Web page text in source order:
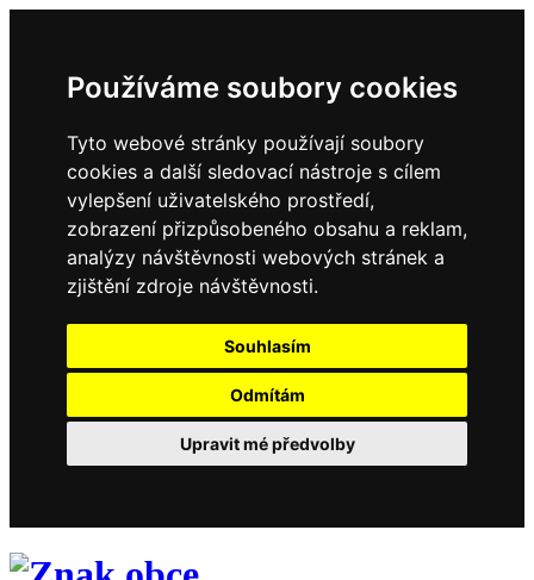
Používáme soubory cookies
Tyto webové stránky používají soubory
cookies a další sledovací nástroje s cílem
vylepšení uživatelského prostředí,
zobrazení přizpůsobeného obsahu a reklam,
analýzy návštěvnosti webových stránek a
zjištění zdroje návštěvnosti.
Souhlasím
Odmítám
Upravit mé předvolby